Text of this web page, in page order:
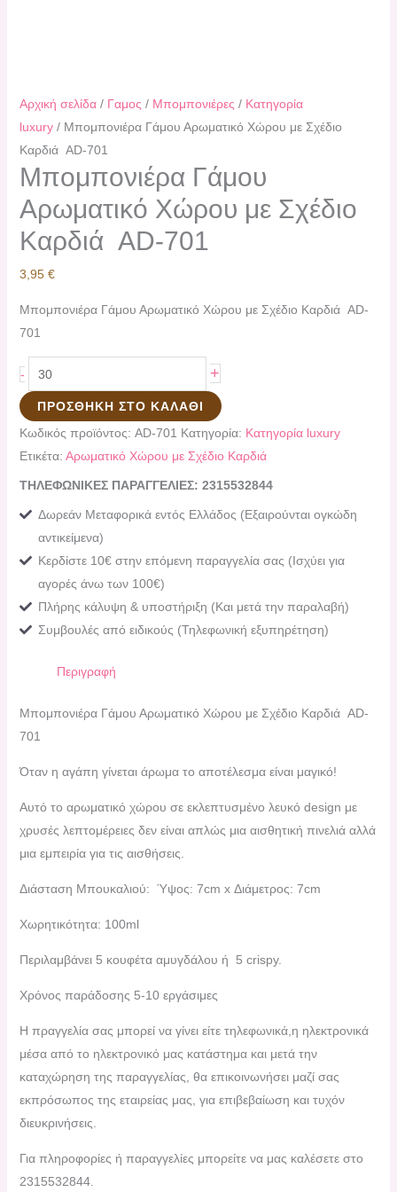
Αρχική σελίδα/ Γαμος / Μπομπονιέρες / Κατηγορία
luxury/ Μπομπονιέρα Γάμου Αρωματικό Χώρου με Σχέδιο
Καρδιά AD-701
Μπομπονιέρα Γάμου
Αρωματικό Χώρου με Σχέδιο
Καρδιά AD-701
3,95 €
Μπομπονιέρα Γάμου Αρωματικό Χώρου με Σχέδιο Καρδιά AD-
701
- +
ΠΡΟΣΘΉΚΗ ΣΤΟ ΚΑΛΆΘΙ
Κωδικός προϊόντος: AD-701 Κατηγορία: Κατηγορία luxury
Ετικέτα: Αρωματικό Χώρου με Σχέδιο Καρδιά
ΤΗΛΕΦΩΝΙΚΕΣ ΠΑΡΑΓΓΕΛΙΕΣ: 2315532844
Δωρεάν Μεταφορικά εντός Ελλάδος (Εξαιρούνται ογκώδη
αντικείμενα)
Κερδίστε 10€ στην επόμενη παραγγελία σας (Ισχύει για
αγορές άνω των 100€)
Πλήρης κάλυψη & υποστήριξη (Και μετά την παραλαβή)
Συμβουλές από ειδικούς (Τηλεφωνική εξυπηρέτηση)
Περιγραφή
Μπομπονιέρα Γάμου Αρωματικό Χώρου με Σχέδιο Καρδιά AD-
701
Όταν η αγάπη γίνεται άρωμα το αποτέλεσμα είναι μαγικό!
Αυτό το αρωματικό χώρου σε εκλεπτυσμένο λευκό design με
χρυσές λεπτομέρειες δεν είναι απλώς μια αισθητική πινελιά αλλά
μια εμπειρία για τις αισθήσεις.
Διάσταση Μπουκαλιού: Ύψος: 7cm x Διάμετρος: 7cm
Χωρητικότητα: 100ml
Περιλαμβάνει 5 κουφέτα αμυγδάλου ή 5 crispy.
Χρόνος παράδοσης 5-10 εργάσιμες
H πραγγελία σας μπορεί να γίνει είτε τηλεφωνικά,η ηλεκτρονικά
μέσα από το ηλεκτρονικό μας κατάστημα και μετά την
καταχώρηση της παραγγελίας, θα επικοινωνήσει μαζί σας
εκπρόσωπος της εταιρείας μας, για επιβεβαίωση και τυχόν
διευκρινήσεις.
Για πληροφορίες ή παραγγελίες μπορείτε να μας καλέσετε στο
2315532844.